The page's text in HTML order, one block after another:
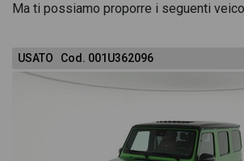
offerte per acquistare un veicolo AMG
schede veicolo sono dettagliate e
aggiornate in modo da aiutarti a
adatta alle tue necessità, sono presenti
Ma ti possiamo proporre i seguenti
USATO Cod. 001U362096